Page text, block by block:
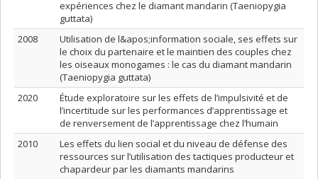
expériences chez le diamant mandarin (Taeniopygia
guttata)
2008
Utilisation de l&apos;information sociale, ses effets sur
le choix du partenaire et le maintien des couples chez
les oiseaux monogames : le cas du diamant mandarin
(Taeniopygia guttata)
2020
Étude exploratoire sur les effets de l’impulsivité et de
l’incertitude sur les performances d’apprentissage et
de renversement de l’apprentissage chez l’humain
2010
Les effets du lien social et du niveau de défense des
ressources sur l’utilisation des tactiques producteur et
chapardeur par les diamants mandarins